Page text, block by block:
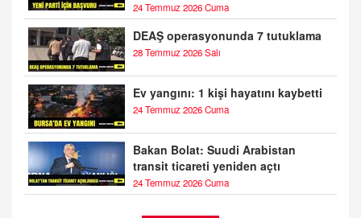
24 Temmuz 2026 Cuma
DEAŞ operasyonunda 7 tutuklama
28 Temmuz 2026 Salı
Ev yangını: 1 kişi hayatını kaybetti
24 Temmuz 2026 Cuma
Bakan Bolat: Suudi Arabistan
transit ticareti yeniden açtı
24 Temmuz 2026 Cuma